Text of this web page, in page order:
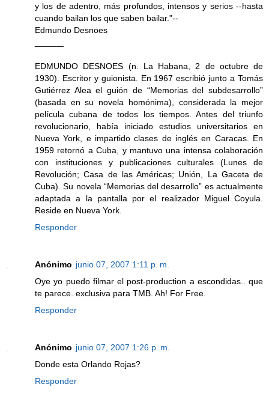
y los de adentro, más profundos, intensos y serios --hasta
cuando bailan los que saben bailar."--
Edmundo Desnoes
EDMUNDO DESNOES (n. La Habana, 2 de octubre de
1930). Escritor y guionista. En 1967 escribió junto a Tomás
Gutiérrez Alea el guión de “Memorias del subdesarrollo”
(basada en su novela homónima), considerada la mejor
película cubana de todos los tiempos. Antes del triunfo
revolucionario, había iniciado estudios universitarios en
Nueva York, e impartido clases de inglés en Caracas. En
1959 retornó a Cuba, y mantuvo una intensa colaboración
con instituciones y publicaciones culturales (Lunes de
Revolución; Casa de las Américas; Unión, La Gaceta de
Cuba). Su novela “Memorias del desarrollo” es actualmente
adaptada a la pantalla por el realizador Miguel Coyula.
Reside en Nueva York.
Responder
Anónimo junio 07, 2007 1:11 p. m.
Oye yo puedo filmar el post-production a escondidas.. que
te parece. exclusiva para TMB. Ah! For Free.
Responder
Anónimo junio 07, 2007 1:26 p. m.
Donde esta Orlando Rojas?
Responder